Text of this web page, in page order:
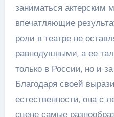
заниматься актерским
впечатляющие
роли в театре не
равнодушными, а ее
только в России, но и
Благодаря своей
естественности, она с
сцене самые